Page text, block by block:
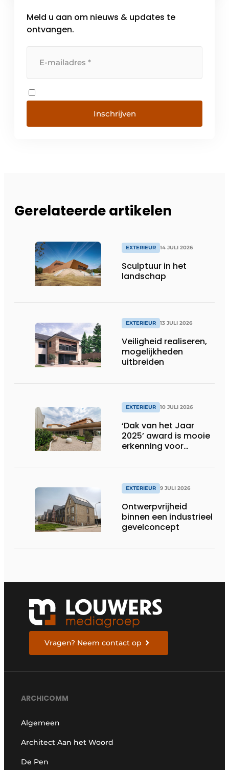
Meld u aan om nieuws & updates te
ontvangen.
Inschrijven
Gerelateerde artikelen
EXTERIEUR 14 JULI 2026
Sculptuur in het
landschap
EXTERIEUR 13 JULI 2026
Veiligheid realiseren,
mogelijkheden
uitbreiden
EXTERIEUR 10 JULI 2026
‘Dak van het Jaar
2025’ award is mooie
erkenning voor
EXTERIEUR 9 JULI 2026
Ontwerpvrijheid
binnen een industrieel
gevelconcept
Vragen? Neem contact op
ARCHICOMM
Algemeen
Architect Aan het Woord
De Pen